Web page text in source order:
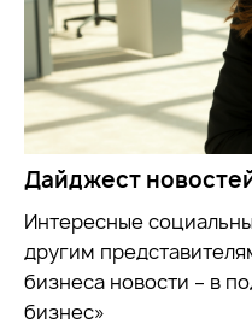
Дайджест
Интересные
другим
бизнеса новости – в
бизнес»